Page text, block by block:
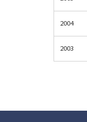
2004
2003